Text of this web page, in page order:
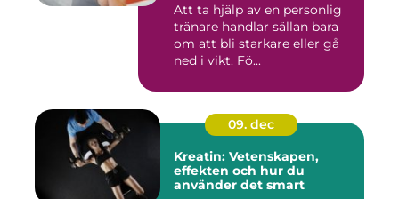
Att ta hjälp av en personlig
tränare handlar sällan bara
om att bli starkare eller gå
ned i vikt. Fö...
09. dec
Kreatin: Vetenskapen,
effekten och hur du
använder det smart